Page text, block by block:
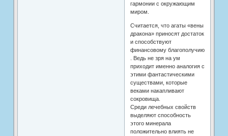
гармонии с окружающим
миром.
Считается, что агаты «вены
дракона» приносят достаток
и способствуют
финансовому благополучию
. Ведь не зря на ум
приходит именно аналогия с
этими фантастическими
существами, которые
веками накапливают
сокровища.
Среди лечебных свойств
выделяют способность
этого минерала
положительно влиять не